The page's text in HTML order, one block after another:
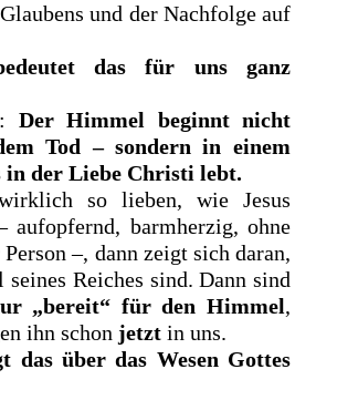
und der Nachfolge auf
das für uns ganz
Der Himmel beginnt nicht
Tod – sondern in einem
in der Liebe Christi lebt.
so lieben, wie Jesus
aufopfernd, barmherzig, ohne
Person –, dann zeigt sich daran,
seines Reiches sind. Dann sind
„bereit“ für den Himmel,
ihn schon jetzt in uns.
das über das Wesen Gottes